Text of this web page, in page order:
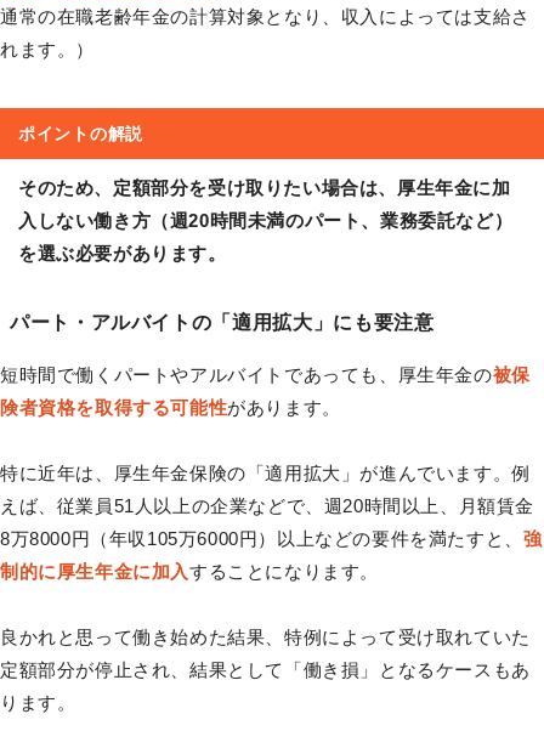
通常の在職老齢年金の計算対象となり、収入によっては支給さ
れます。）
ポイントの解説
そのため、定額部分を受け取りたい場合は、厚生年金に加
入しない働き方（週20時間未満のパート、業務委託など）
を選ぶ必要があります。
パート・アルバイトの「適用拡大」にも要注意
短時間で働くパートやアルバイトであっても、厚生年金の被保
険者資格を取得する可能性があります。
特に近年は、厚生年金保険の「適用拡大」が進んでいます。例
えば、従業員51人以上の企業などで、週20時間以上、月額賃金
8万8000円（年収105万6000円）以上などの要件を満たすと、 強
制的に厚生年金に加入することになります。
良かれと思って働き始めた結果、特例によって受け取れていた
定額部分が停止され、結果として「働き損」となるケースもあ
ります。